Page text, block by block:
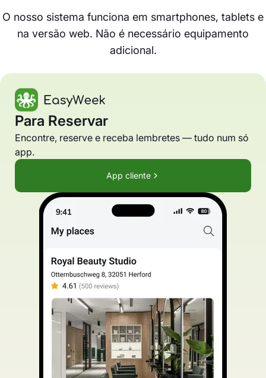
O nosso sistema funciona em smartphones, tablets e
na versão web. Não é necessário equipamento
adicional.
Para Reservar
Encontre, reserve e receba lembretes — tudo num só
app.
App cliente